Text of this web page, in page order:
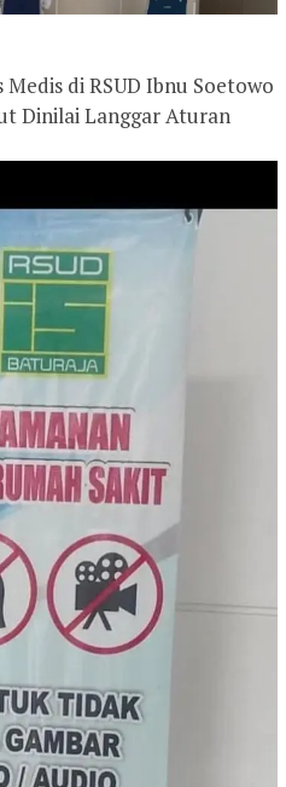
di RSUD Ibnu Soetowo
Dinilai Langgar Aturan